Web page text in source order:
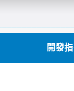
開發